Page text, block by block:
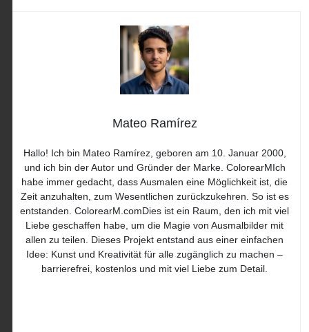
Mateo Ramírez
Hallo! Ich bin Mateo Ramírez, geboren am 10. Januar 2000,
und ich bin der Autor und Gründer der Marke. ColorearMIch
habe immer gedacht, dass Ausmalen eine Möglichkeit ist, die
Zeit anzuhalten, zum Wesentlichen zurückzukehren. So ist es
entstanden. ColorearM.comDies ist ein Raum, den ich mit viel
Liebe geschaffen habe, um die Magie von Ausmalbilder mit
allen zu teilen. Dieses Projekt entstand aus einer einfachen
Idee: Kunst und Kreativität für alle zugänglich zu machen –
barrierefrei, kostenlos und mit viel Liebe zum Detail.